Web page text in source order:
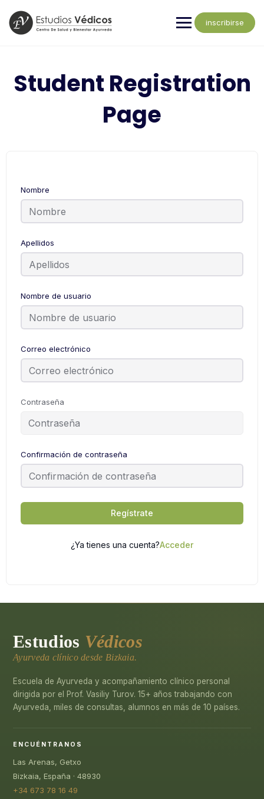
inscribirse
Student Registration
Page
Nombre
Apellidos
Nombre de usuario
Correo electrónico
Contraseña
Confirmación de contraseña
Regístrate
¿Ya tienes una cuenta?Acceder
Estudios Védicos
Ayurveda clínico desde Bizkaia.
Escuela de Ayurveda y acompañamiento clínico personal
dirigida por el Prof. Vasiliy Turov. 15+ años trabajando con
Ayurveda, miles de consultas, alumnos en más de 10 países.
ENCUÉNTRANOS
Las Arenas, Getxo
Bizkaia, España · 48930
+34 673 78 16 49